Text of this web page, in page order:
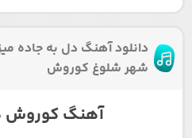
دانلود آهنگ دل به جاده
شهر شلوغ کوروش
آهنگ کوروش